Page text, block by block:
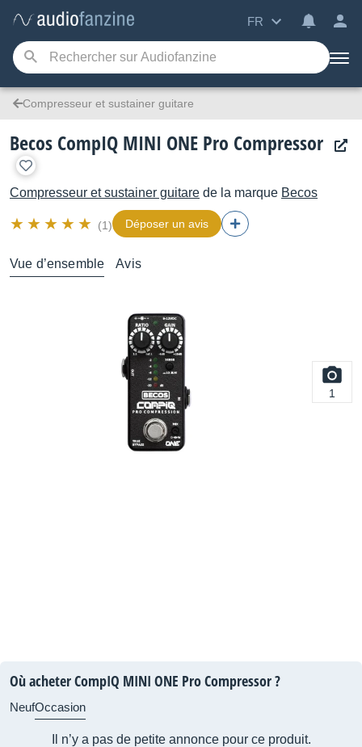
FR
Compresseur et sustainer guitare
Becos CompIQ MINI ONE Pro Compressor
Compresseur et sustainer guitare de la marque Becos
(1) Déposer un avis
Vue d’ensemble Avis
1
Où acheter CompIQ MINI ONE Pro Compressor ?
NeufOccasion
Il n’y a pas de petite annonce pour ce produit.